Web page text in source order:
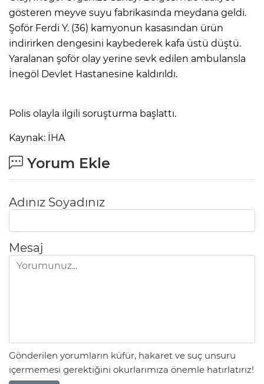
gösteren meyve suyu fabrikasında meydana geldi.
Şoför Ferdi Y. (36) kamyonun kasasından ürün
indirirken dengesini kaybederek kafa üstü düştü.
Yaralanan şoför olay yerine sevk edilen ambulansla
İnegöl Devlet Hastanesine kaldırıldı.
Polis olayla ilgili soruşturma başlattı.
Kaynak: İHA
Yorum Ekle
Adınız Soyadınız
Mesaj
Gönderilen yorumların küfür, hakaret ve suç unsuru
içermemesi gerektiğini okurlarımıza önemle hatırlatırız!